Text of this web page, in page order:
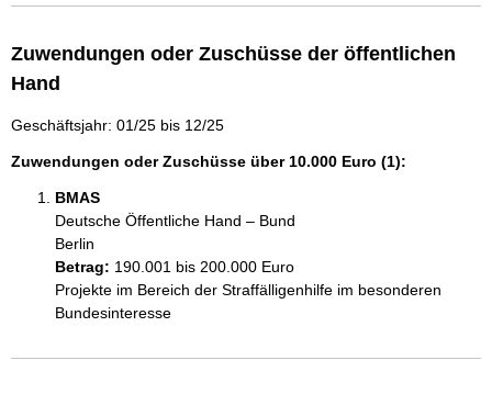
Zuwendungen oder Zuschüsse der öffentlichen
Hand
Geschäftsjahr: 01/25 bis 12/25
Zuwendungen oder Zuschüsse über 10.000 Euro (1):
BMAS
Deutsche Öffentliche Hand – Bund
Berlin
Betrag: 190.001 bis 200.000 Euro
Projekte im Bereich der Straffälligenhilfe im besonderen
Bundesinteresse